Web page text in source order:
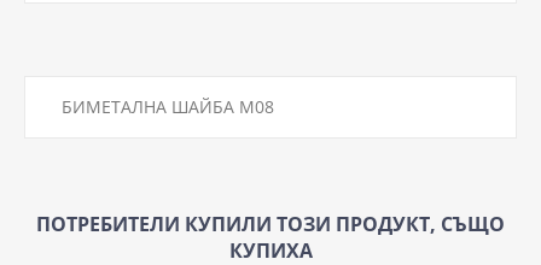
БИМЕТАЛНА ШАЙБА М08
ПОТРЕБИТЕЛИ КУПИЛИ ТОЗИ ПРОДУКТ, СЪЩО
КУПИХА